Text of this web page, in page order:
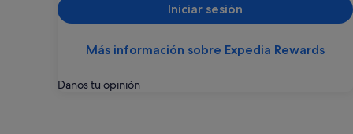
Iniciar sesión
Más información sobre Expedia Rewards
Danos tu opinión